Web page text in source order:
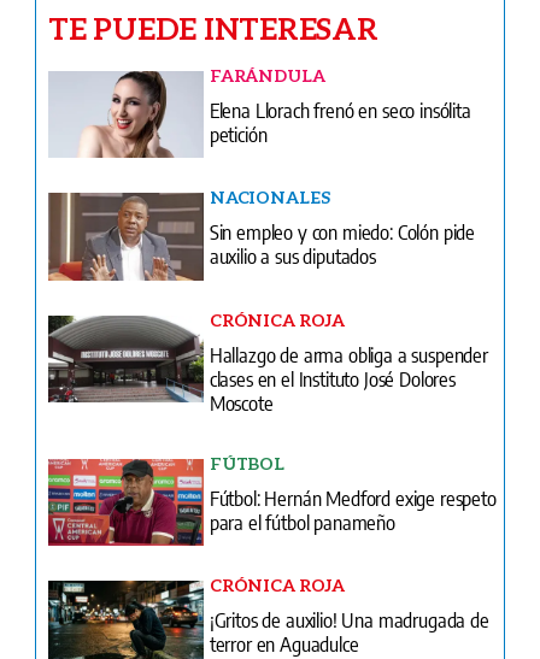
TE PUEDE INTERESAR
FARÁNDULA
Elena Llorach frenó en seco insólita
petición
NACIONALES
Sin empleo y con miedo: Colón pide
auxilio a sus diputados
CRÓNICA ROJA
Hallazgo de arma obliga a suspender
clases en el Instituto José Dolores
Moscote
FÚTBOL
Fútbol: Hernán Medford exige respeto
para el fútbol panameño
CRÓNICA ROJA
¡Gritos de auxilio! Una madrugada de
terror en Aguadulce